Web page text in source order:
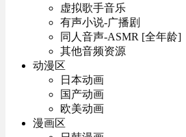
虚拟歌手音乐
有声小说-广播剧
同人音声-ASMR [全年龄]
其他音频资源
动漫区
日本动画
国产动画
欧美动画
漫画区